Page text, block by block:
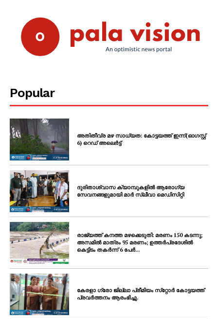
Popular
അതിതീവ്ര മഴ സാധ്യത: കോട്ടയത്ത് ഇന്ന്(ഓഗസ്റ്റ്
6) റെഡ് അലെർട്ട്
ദുരിതാശ്വാസ ക്യാമ്പുകളിൽ ആരോഗ്യ
സേവനങ്ങളുമായി മാർ സ്ലീവാ മെഡിസിറ്റി
രാജ്യത്ത് കനത്ത മഴക്കെടുതി: മരണം 150 കടന്നു;
അസമിൽ മാത്രം 95 മരണം; ഉത്തർപ്രദേശിൽ
കെട്ടിടം തകർന്ന് 6 പേർ...
കേരളാ ഗ്രോ ജില്ലാ പ്രീമിയം സ്‌റ്റോർ കോട്ടയത്ത്
പ്രവർത്തനം ആരംഭിച്ചു.